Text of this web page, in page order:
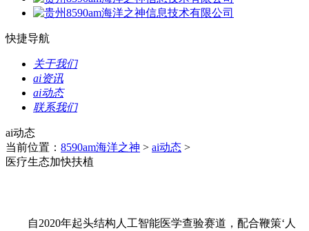
快捷导航
关于我们
ai资讯
ai动态
联系我们
ai动态
当前位置： 8590am海洋之神 > ai动态 >
医疗生态加快扶植
自2020年起头结构人工智能医学查验赛道，配合鞭策‘人